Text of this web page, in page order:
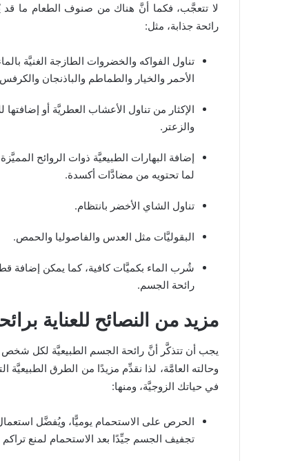
لا تتعجَّب، فكما أنَّ هناك من صنوف الطعام ما قد
رائحة جذابة، مثل:
تناول الفواكه والخضروات الطازجة الغنيَّة
الأحمر والخيار والطماطم والباذنجان
الإكثار من تناول الأعشاب العطريَّة أو إضافتها
والزعتر.
إضافة البهارات الطبيعيَّة ذوات الروائح
لما تحتويه من مضادَّات أكسدة.
تناول الشاي الأخضر بانتظام.
البقوليَّات مثل العدس والفاصوليا والحمص.
شُرب الماء بكميَّات كافية، كما يمكن إضافة
رائحة الجسم.
مزيد من النصائح للعناية
يجب أن تتذكَّر أنَّ رائحة الجسم الطبيعيَّة لكل
وحالته العامَّة، لذا نقدِّم مزيدًا من الطرق
في حياتك الزوجيَّة، ومنها:
الحرص على الاستحمام يوميًّا، ويُفضَّل
تجفيف الجسم جيِّدًا بعد الاستحمام لمنع تراكم